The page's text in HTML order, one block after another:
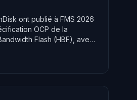
ont publié à FMS 2026
OCP de la
Flash (HBF), avec
pour résoudre les goulots